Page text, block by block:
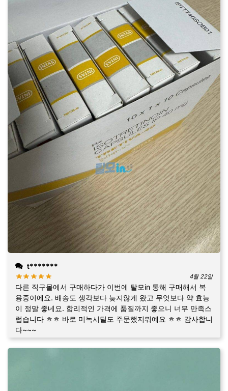
t*******
4월 22일
다른 직구몰에서 구매하다가 이번에 탈모in 통해 구매해서 복
용중이에요. 배송도 생각보다 늦지않게 왔고 무엇보다 약 효능
이 정말 좋네요. 합리적인 가격에 품질까지 좋으니 너무 만족스
럽습니다 ㅎㅎ 바로 미녹시딜도 주문했지뭐예요 ㅎㅎ 감사합니
다~~~